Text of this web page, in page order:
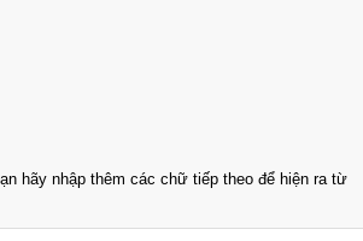
hãy nhập thêm các chữ tiếp theo để hiện ra từ